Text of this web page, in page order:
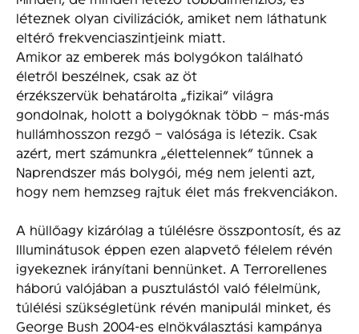
léteznek olyan civilizációk, amiket nem láthatunk
eltérő frekvenciaszintjeink miatt.
Amikor az emberek más bolygókon található
életről beszélnek, csak az öt
érzékszervük behatárolta „fizikai” világra
gondolnak, holott a bolygóknak több – más-más
hullámhosszon rezgő – valósága is létezik. Csak
azért, mert számunkra „élettelennek” tűnnek a
Naprendszer más bolygói, még nem jelenti azt,
hogy nem hemzseg rajtuk élet más frekvenciákon.
A hüllőagy kizárólag a túlélésre összpontosít, és az
Illuminátusok éppen ezen alapvető félelem révén
igyekeznek irányítani bennünket. A Terrorellenes
háború valójában a pusztulástól való félelmünk,
túlélési szükségletünk révén manipulál minket, és
George Bush 2004-es elnökválasztási kampánya